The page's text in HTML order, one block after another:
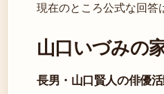
現在のところ公式な回答
山口いづみの
長男・山口賢人の俳優